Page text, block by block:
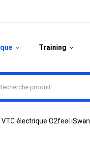
Training
VTC électrique O2feel